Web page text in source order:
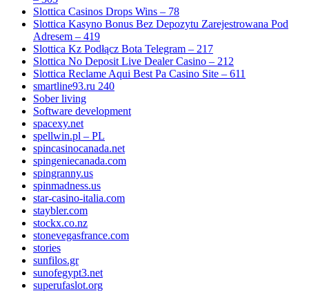
Slottica Casinos Drops Wins – 78
Slottica Kasyno Bonus Bez Depozytu Zarejestrowana Pod
Adresem – 419
Slottica Kz Podłącz Bota Telegram – 217
Slottica No Deposit Live Dealer Casino – 212
Slottica Reclame Aqui Best Pa Casino Site – 611
smartline93.ru 240
Sober living
Software development
spacexy.net
spellwin.pl – PL
spincasinocanada.net
spingeniecanada.com
spingranny.us
spinmadness.us
star-casino-italia.com
staybler.com
stockx.co.nz
stonevegasfrance.com
stories
sunfilos.gr
sunofegypt3.net
superufaslot.org